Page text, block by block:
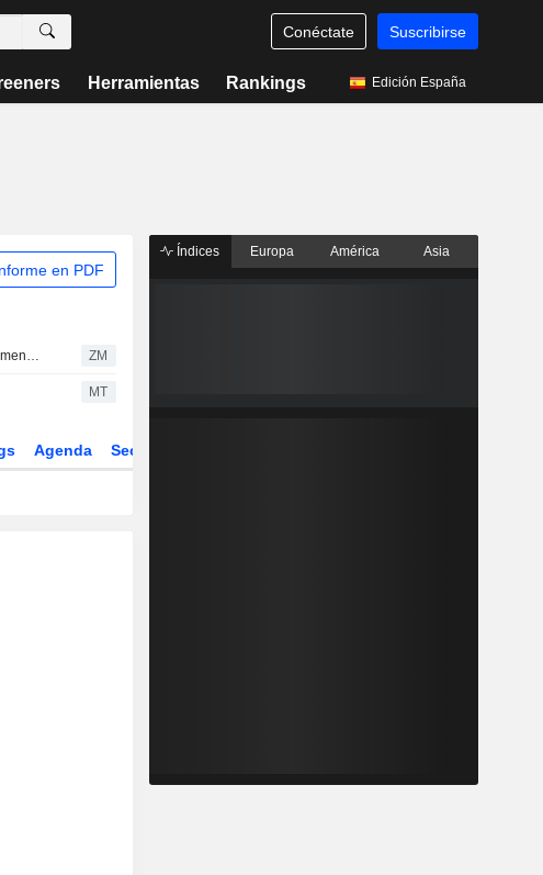
Conéctate Suscribirse
Herramientas Rankings Edición España
en PDF
TAIWAN PAIHO LIMITED : President Capital Management es menos optimista ZM
MT
Agenda Sector
Índices Europa América Asia